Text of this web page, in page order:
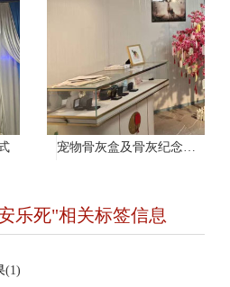
乐死"相关标签信息
(1)